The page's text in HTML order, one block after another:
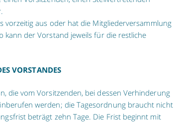
vorzeitig aus oder hat die Mitgliederversammlung
kann der Vorstand jeweils für die restliche
VORSTANDES
die vom Vorsitzenden, bei dessen Verhinderung
werden; die Tagesordnung braucht nicht
beträgt zehn Tage. Die Frist beginnt mit